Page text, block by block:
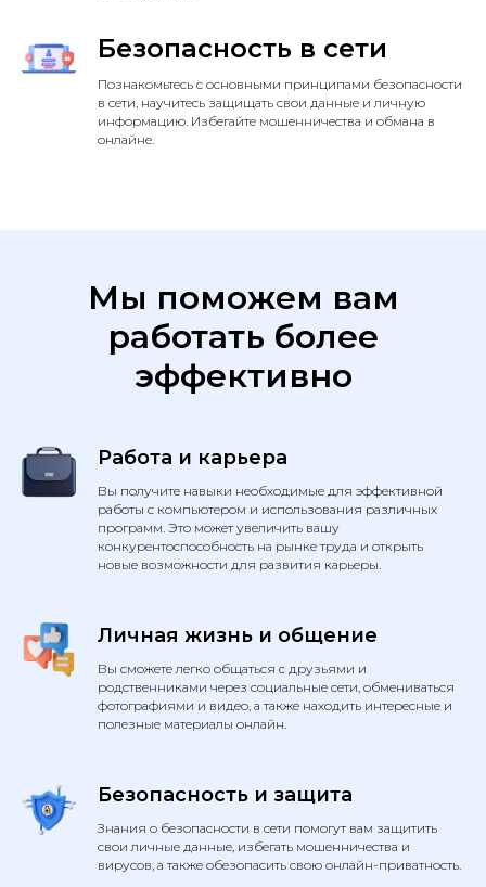
Безопасность в сети
Познакомьтесь с основными принципами безопасности
в сети, научитесь защищать свои данные и личную
информацию. Избегайте мошенничества и обмана в
онлайне.
Мы поможем вам
работать более
эффективно
Работа и карьера
Вы получите навыки необходимые для эффективной
работы с компьютером и использования различных
программ. Это может увеличить вашу
конкурентоспособность на рынке труда и открыть
новые возможности для развития карьеры.
Личная жизнь и общение
Вы сможете легко общаться с друзьями и
родственниками через социальные сети, обмениваться
фотографиями и видео, а также находить интересные и
полезные материалы онлайн.
Безопасность и защита
Знания о безопасности в сети помогут вам защитить
свои личные данные, избегать мошенничества и
вирусов, а также обезопасить свою онлайн-приватность.